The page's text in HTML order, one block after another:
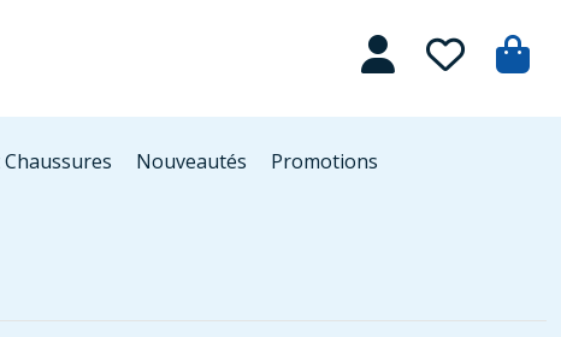
Nouveautés Promotions